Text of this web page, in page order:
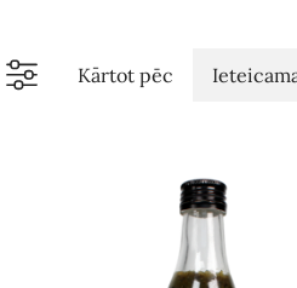
Kārtot pēc